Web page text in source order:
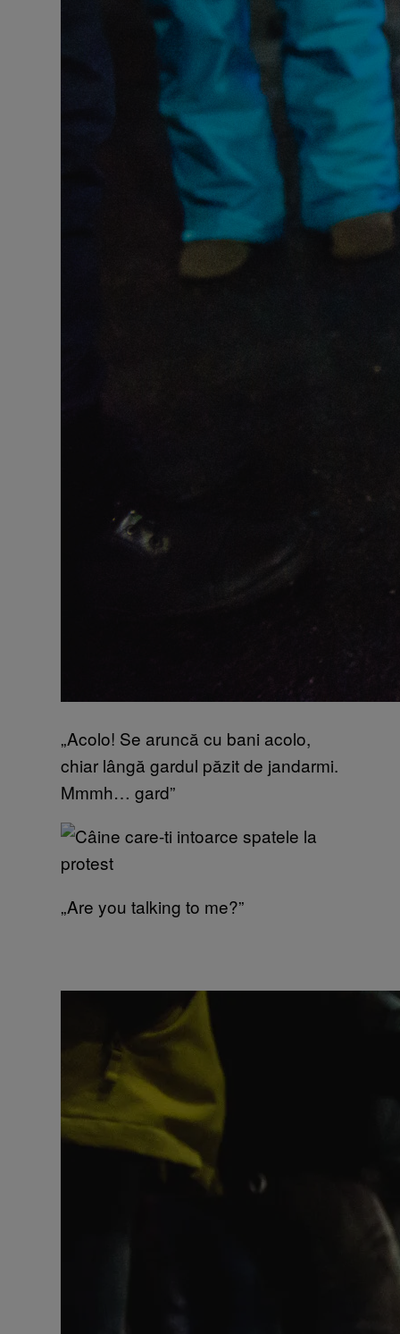
„Acolo! Se aruncă cu bani acolo,
chiar lângă gardul păzit de jandarmi.
Mmmh… gard”
„Are you talking to me?”